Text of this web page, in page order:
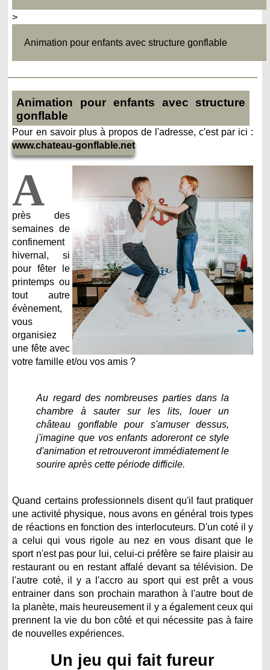
>
Animation pour enfants avec structure gonflable
Animation pour enfants avec structure
gonflable
Pour en savoir plus à propos de l'adresse, c'est par ici :
www.chateau-gonflable.net
A
près des
semaines de
confinement
hivernal, si
pour fêter le
printemps ou
tout autre
évènement,
vous
organisiez
une fête avec
votre famille et/ou vos amis ?
Au regard des nombreuses parties dans la
chambre à sauter sur les lits, louer un
château gonflable pour s'amuser dessus,
j'imagine que vos enfants adoreront ce style
d'animation et retrouveront immédiatement le
sourire après cette période difficile.
Quand certains professionnels disent qu'il faut pratiquer
une activité physique, nous avons en général trois types
de réactions en fonction des interlocuteurs. D'un coté il y
a celui qui vous rigole au nez en vous disant que le
sport n'est pas pour lui, celui-ci préfère se faire plaisir au
restaurant ou en restant affalé devant sa télévision. De
l'autre coté, il y a l'accro au sport qui est prêt a vous
entrainer dans son prochain marathon à l'autre bout de
la planète, mais heureusement il y a également ceux qui
prennent la vie du bon côté et qui nécessite pas à faire
de nouvelles expériences.
Un jeu qui fait fureur